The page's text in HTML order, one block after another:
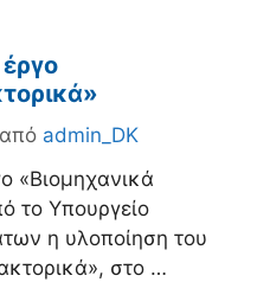
από admin_DK
«Βιομηχανικά
το Υπουργείο
η υλοποίηση του
στο …